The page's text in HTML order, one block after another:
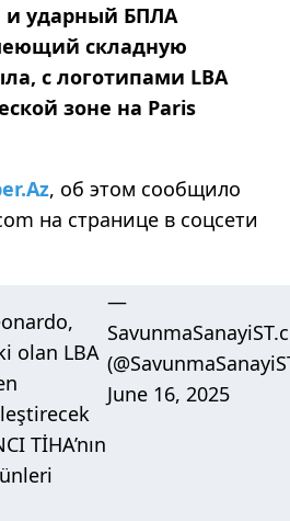
и ударный БПЛА
складную
с логотипами LBA
зоне на Paris
, об этом сообщило
на странице в соцсети
olan LBA
TİHA’nın
—
June 16, 2025